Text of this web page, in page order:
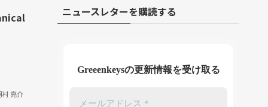
村 亮介
ニュースレターを購読する
Greeenkeysの更新情報を受け取る